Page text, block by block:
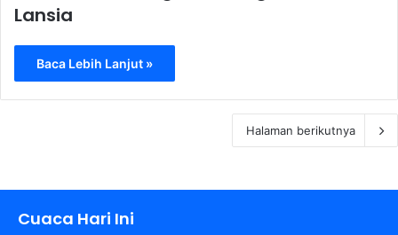
Lansia
Baca Lebih Lanjut »
Halaman berikutnya
Cuaca Hari Ini